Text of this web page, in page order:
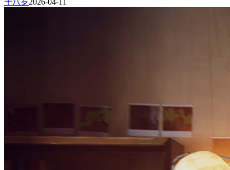
十八岁2026-04-11